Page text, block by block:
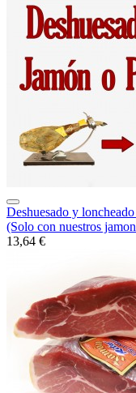
Deshuesado y
(Solo con nuestros
13,64 €